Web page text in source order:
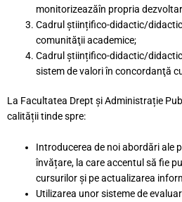
monitorizeazăîn propria
Cadrul științifico-didactic/
comunităţii academice;
Cadrul științifico-didactic/
sistem de valori în concordanţă
La Facultatea Drept și Administrație
calității tinde spre:
Introducerea de noi abordări ale
învățare, la care accentul să fie
cursurilor și pe actualizarea
Utilizarea unor sisteme de